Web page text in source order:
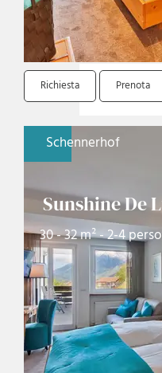
Richiesta Prenota
Schennerhof
Sunshine De
30 - 32 m² - 2-4